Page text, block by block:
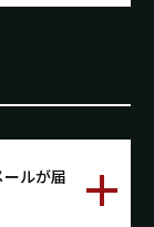
ルが届